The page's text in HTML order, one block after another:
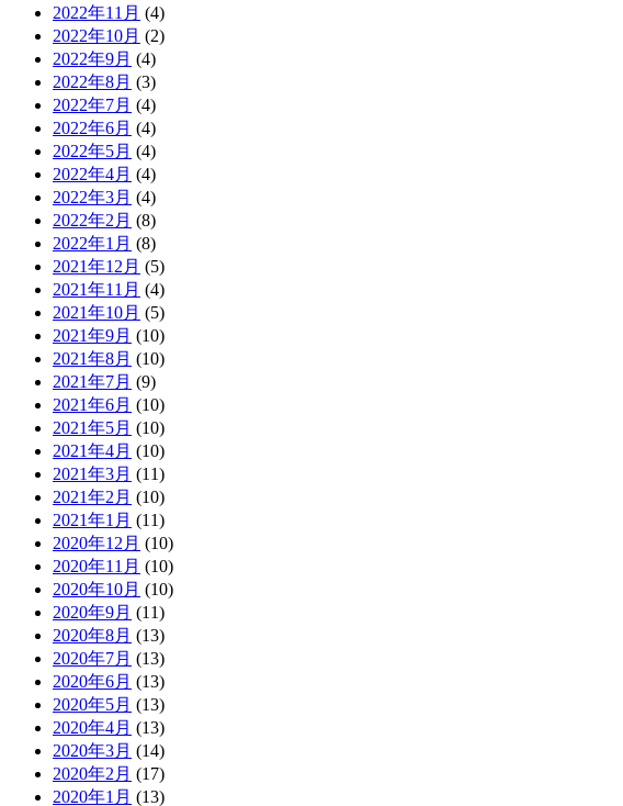
2022年11月 (4)
2022年10月 (2)
2022年9月 (4)
2022年8月 (3)
2022年7月 (4)
2022年6月 (4)
2022年5月 (4)
2022年4月 (4)
2022年3月 (4)
2022年2月 (8)
2022年1月 (8)
2021年12月 (5)
2021年11月 (4)
2021年10月 (5)
2021年9月 (10)
2021年8月 (10)
2021年7月 (9)
2021年6月 (10)
2021年5月 (10)
2021年4月 (10)
2021年3月 (11)
2021年2月 (10)
2021年1月 (11)
2020年12月 (10)
2020年11月 (10)
2020年10月 (10)
2020年9月 (11)
2020年8月 (13)
2020年7月 (13)
2020年6月 (13)
2020年5月 (13)
2020年4月 (13)
2020年3月 (14)
2020年2月 (17)
2020年1月 (13)